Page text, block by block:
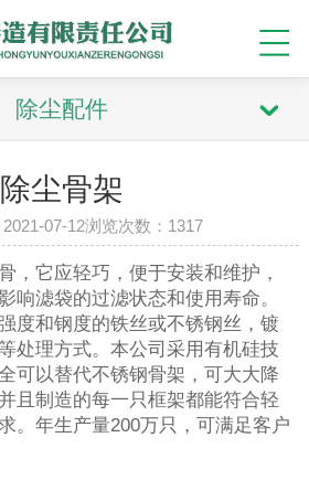
除尘配件
除尘骨架
07-12浏览次数：1317
，它应轻巧，便于安装和维护，
响滤袋的过滤状态和使用寿命。
度和钢度的铁丝或不锈钢丝，镀
处理方式。本公司采用有机硅技
可以替代不锈钢骨架，可大大降
且制造的每一只框架都能符合轻
。年生产量200万只，可满足客户